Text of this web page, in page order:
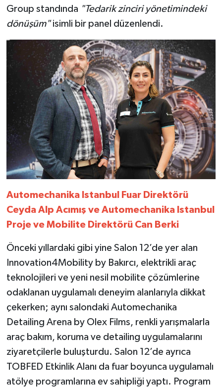
Group standında "Tedarik zinciri yönetimindeki
dönüşüm"isimli bir panel düzenlendi.
Automechanika Istanbul Fuar Direktörü
Ceyda Alp Acımış ve Automechanika Istanbul
Proje ve Mobilite Direktörü Can Berki
Önceki yıllardaki gibi yine Salon 12’de yer alan
Innovation4Mobility by Bakırcı, elektrikli araç
teknolojileri ve yeni nesil mobilite çözümlerine
odaklanan uygulamalı deneyim alanlarıyla dikkat
çekerken; aynı salondaki Automechanika
Detailing Arena by Olex Films, renkli yarışmalarla
araç bakım, koruma ve detailing uygulamalarını
ziyaretçilerle buluşturdu. Salon 12’de ayrıca
TOBFED Etkinlik Alanı da fuar boyunca uygulamalı
atölye programlarına ev sahipliği yaptı. Program